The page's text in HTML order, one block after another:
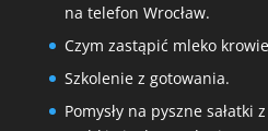
na telefon Wrocław.
Czym zastąpić mleko
Szkolenie z gotowania.
Pomysły na pyszne